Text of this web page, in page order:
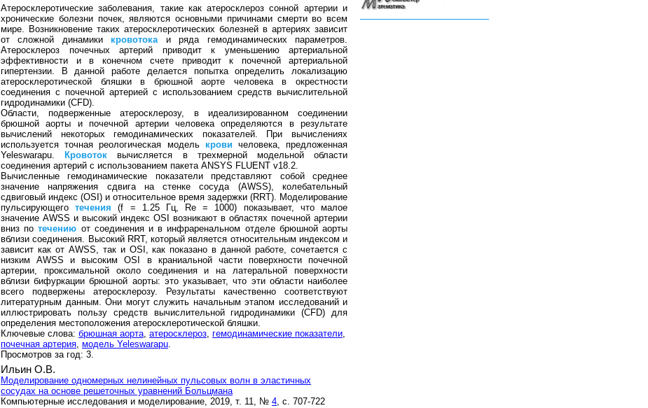
Атеросклеротические заболевания, такие как атеросклероз сонной артерии и
хронические болезни почек, являются основными причинами смерти во всем
мире. Возникновение таких атеросклеротических болезней в артериях зависит
от сложной динамики кровотока и ряда гемодинамических параметров.
Атеросклероз почечных артерий приводит к уменьшению артериальной
эффективности и в конечном счете приводит к почечной артериальной
гипертензии. В данной работе делается попытка определить локализацию
атеросклеротической бляшки в брюшной аорте человека в окрестности
соединения с почечной артерией с использованием средств вычислительной
гидродинамики (CFD).
Области, подверженные атеросклерозу, в идеализированном соединении
брюшной аорты и почечной артерии человека определяются в результате
вычислений некоторых гемодинамических показателей. При вычислениях
используется точная реологическая модель крови человека, предложенная
Yeleswarapu.Кровоток вычисляется в трехмерной модельной области
соединения артерий с использованием пакета ANSYS FLUENT v18.2.
Вычисленные гемодинамические показатели представляют собой среднее
значение напряжения сдвига на стенке сосуда (AWSS), колебательный
сдвиговый индекс (OSI) и относительное время задержки (RRT). Моделирование
пульсирующеготечения (f = 1.25 Гц, Re = 1000) показывает, что малое
значение AWSS и высокий индекс OSI возникают в областях почечной артерии
вниз потечению от соединения и в инфраренальном отделе брюшной аорты
вблизи соединения. Высокий RRT, который является относительным индексом и
зависит как от AWSS, так и OSI, как показано в данной работе, сочетается с
низким AWSS и высоким OSI в краниальной части поверхности почечной
артерии, проксимальной около соединения и на латеральной поверхности
вблизи бифуркации брюшной аорты: это указывает, что эти области наиболее
всего подвержены атеросклерозу. Результаты качественно соответствуют
литературным данным. Они могут служить начальным этапом исследований и
иллюстрировать пользу средств вычислительной гидродинамики (CFD) для
определения местоположения атеросклеротической бляшки.
Ключевые слова: брюшная аорта атеросклероз гемодинамические показатели
почечная артерия модель Yeleswarapu
Просмотров за год: 3.
Ильин О.В.
Моделирование одномерных нелинейных пульсовых волн в эластичных
сосудах на основе решеточных уравнений Больцмана
Компьютерные исследования и моделирование, 2019, т. 11, № 4, с. 707-722